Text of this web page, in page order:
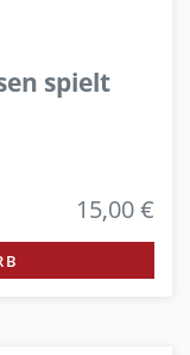
spielt
15,00 €